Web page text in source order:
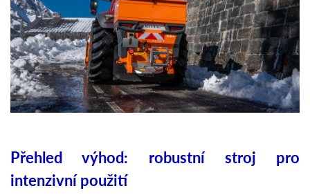
Přehled výhod: robustní stroj pro
intenzivní použití